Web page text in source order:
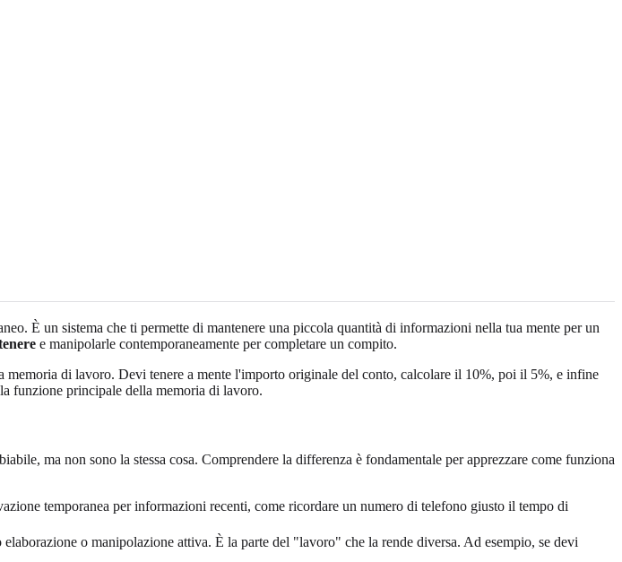
È un sistema che ti permette di mantenere una piccola quantità di informazioni nella tua mente per un
e manipolarle contemporaneamente per completare un compito.
di lavoro. Devi tenere a mente l'importo originale del conto, calcolare il 10%, poi il 5%, e infine
funzione principale della memoria di lavoro.
ma non sono la stessa cosa. Comprendere la differenza è fondamentale per apprezzare come funziona
temporanea per informazioni recenti, come ricordare un numero di telefono giusto il tempo di
o manipolazione attiva. È la parte del "lavoro" che la rende diversa. Ad esempio, se devi